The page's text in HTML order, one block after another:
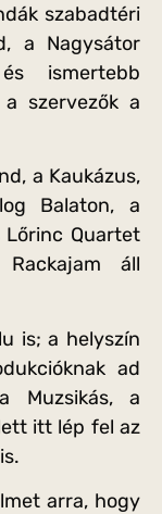
szabadtéri
a Nagysátor
ismertebb
szervezők a
a Kaukázus,
Balaton, a
Lőrinc Quartet
áll
is; a helyszín
ad
Muzsikás, a
itt lép fel az
arra, hogy